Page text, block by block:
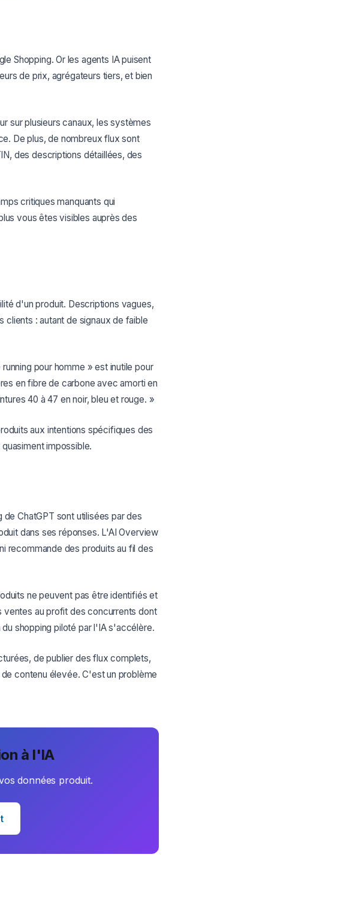
Shopping. Or les agents IA puisent
de prix, agrégateurs tiers, et bien
sur plusieurs canaux, les systèmes
De plus, de nombreux flux sont
des descriptions détaillées, des
critiques manquants qui
vous êtes visibles auprès des
d'un produit. Descriptions vagues,
: autant de signaux de faible
pour homme » est inutile pour
en fibre de carbone avec amorti en
40 à 47 en noir, bleu et rouge. »
aux intentions spécifiques des
impossible.
ChatGPT sont utilisées par des
dans ses réponses. L'AI Overview
recommande des produits au fil des
ne peuvent pas être identifiés et
au profit des concurrents dont
shopping piloté par l'IA s'accélère.
de publier des flux complets,
contenu élevée. C'est un problème
à l'IA
données produit.